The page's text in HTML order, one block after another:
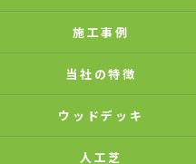
施工事例
当社の特徴
ウッドデッキ
人工芝